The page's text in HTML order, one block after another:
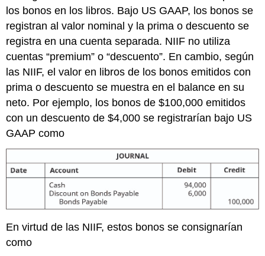
los bonos en los libros. Bajo US GAAP, los bonos se
registran al valor nominal y la prima o descuento se
registra en una cuenta separada. NIIF no utiliza
cuentas “premium” o “descuento”. En cambio, según
las NIIF, el valor en libros de los bonos emitidos con
prima o descuento se muestra en el balance en su
neto. Por ejemplo, los bonos de $100,000 emitidos
con un descuento de $4,000 se registrarían bajo US
GAAP como
En virtud de las NIIF, estos bonos se consignarían
como